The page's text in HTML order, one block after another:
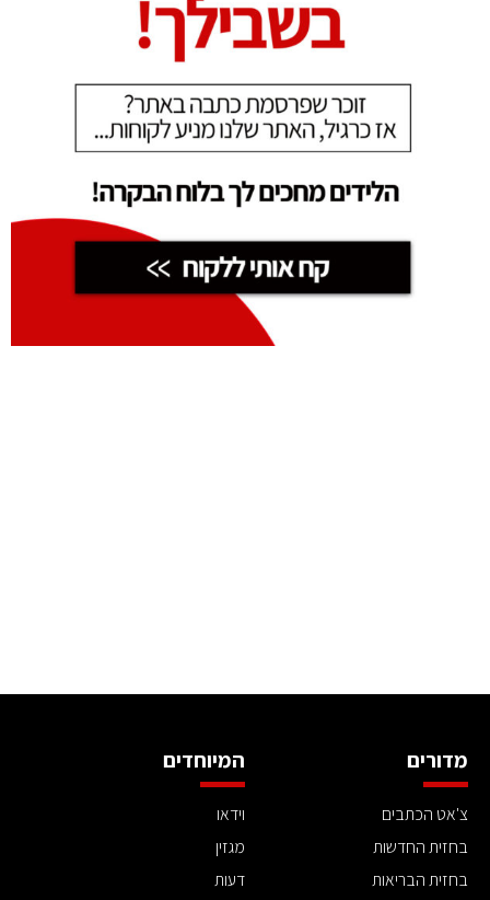
מדורים
צ'אט הכתבים
בחזית החדשות
בחזית הבריאות
המיוחדים
וידאו
מגזין
דעות